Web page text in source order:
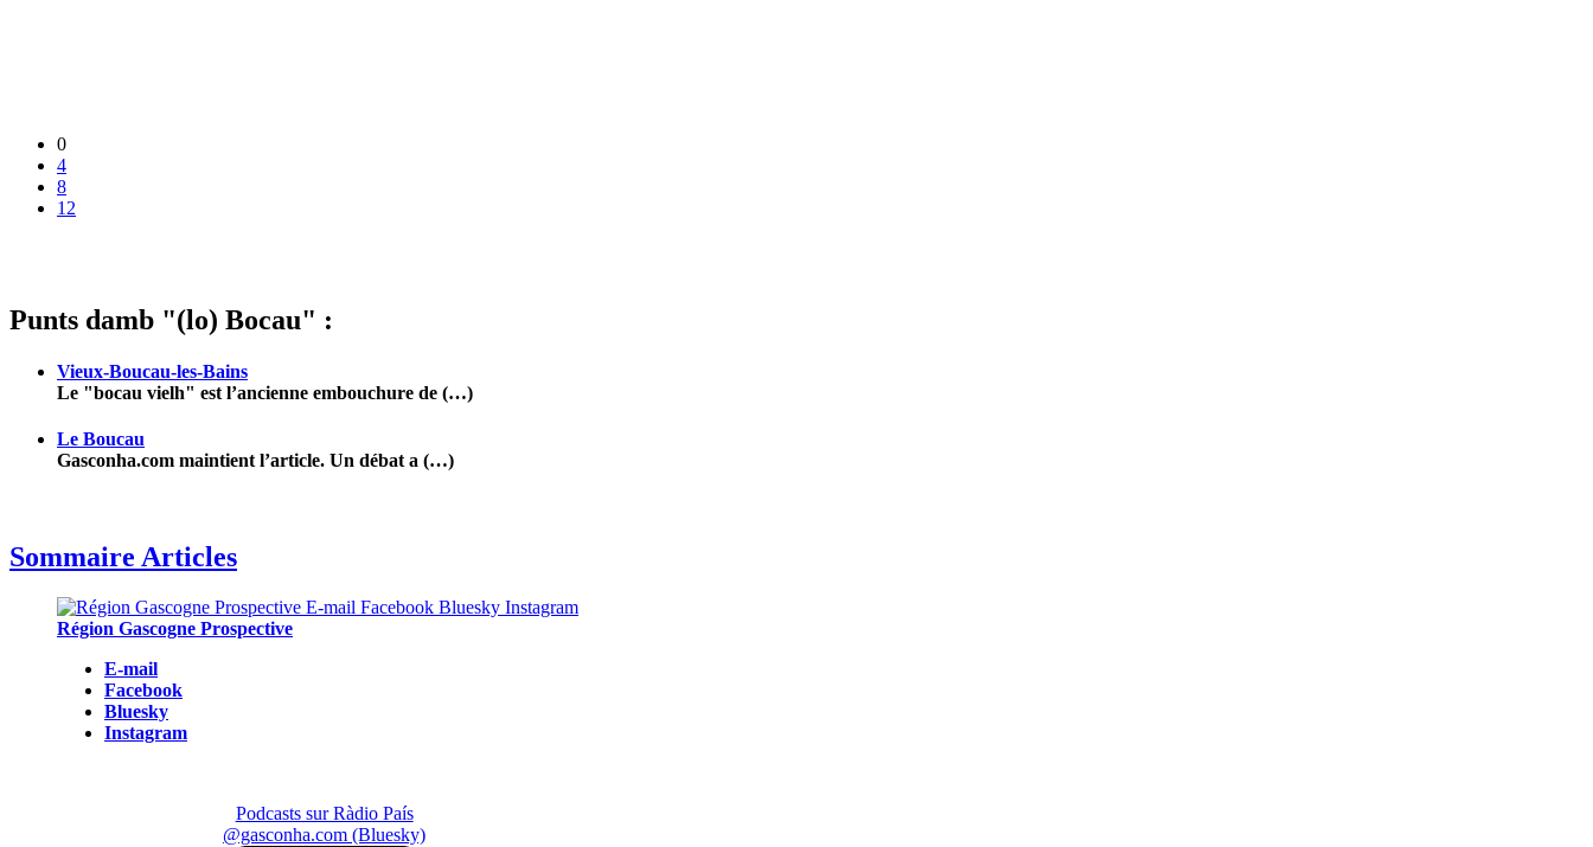
0
4
8
12
Punts damb "(lo) Bocau" :
Vieux-Boucau-les-Bains
Le "bocau vielh" est l’ancienne embouchure de (…)
Le Boucau
Gasconha.com maintient l’article. Un débat a (…)
Sommaire Articles
Région Gascogne Prospective
E-mail
Facebook
Bluesky
Instagram
Podcasts sur Ràdio País
@gasconha.com (Bluesky)